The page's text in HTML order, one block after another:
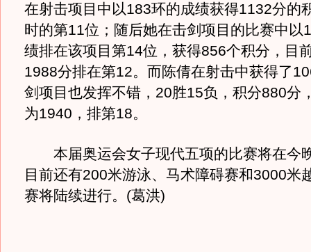
在射击项目中以183环的成绩获得1132分的
时的第11位；随后她在击剑项目的比赛中以
绩排在该项目第14位，获得856个积分，目
1988分排在第12。而陈倩在射击中获得了
剑项目也发挥不错，20胜15负，积分880分
为1940，排第18。
本届奥运会女子现代五项的比赛将在今
目前还有200米游泳、马术障碍赛和3000米
赛将陆续进行。(葛洪)